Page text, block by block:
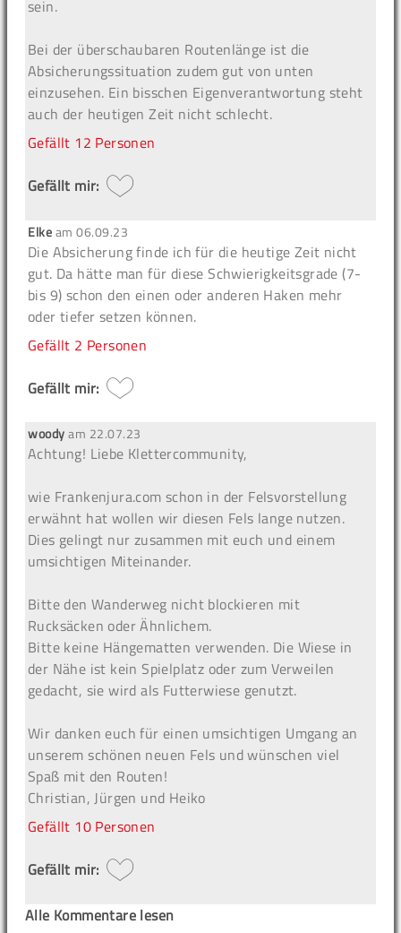
sein.
Bei der überschaubaren Routenlänge ist die
Absicherungssituation zudem gut von unten
einzusehen. Ein bisschen Eigenverantwortung steht
auch der heutigen Zeit nicht schlecht.
Gefällt 12 Personen
Gefällt mir:
Elkeam06.09.23
Die Absicherung finde ich für die heutige Zeit nicht
gut. Da hätte man für diese Schwierigkeitsgrade (7-
bis 9) schon den einen oder anderen Haken mehr
oder tiefer setzen können.
Gefällt 2 Personen
Gefällt mir:
woodyam 22.07.23
Achtung! Liebe Klettercommunity,
wie Frankenjura.com schon in der Felsvorstellung
erwähnt hat wollen wir diesen Fels lange nutzen.
Dies gelingt nur zusammen mit euch und einem
umsichtigen Miteinander.
Bitte den Wanderweg nicht blockieren mit
Rucksäcken oder Ähnlichem.
Bitte keine Hängematten verwenden. Die Wiese in
der Nähe ist kein Spielplatz oder zum Verweilen
gedacht, sie wird als Futterwiese genutzt.
Wir danken euch für einen umsichtigen Umgang an
unserem schönen neuen Fels und wünschen viel
Spaß mit den Routen!
Christian, Jürgen und Heiko
Gefällt 10 Personen
Gefällt mir:
Alle Kommentare lesen